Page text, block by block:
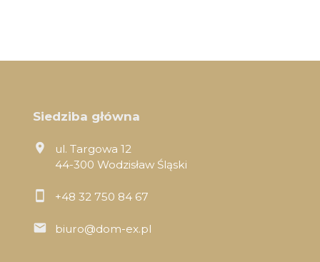
Siedziba główna
ul. Targowa 12
44-300 Wodzisław Śląski
+48 32 750 84 67
biuro@dom-ex.pl